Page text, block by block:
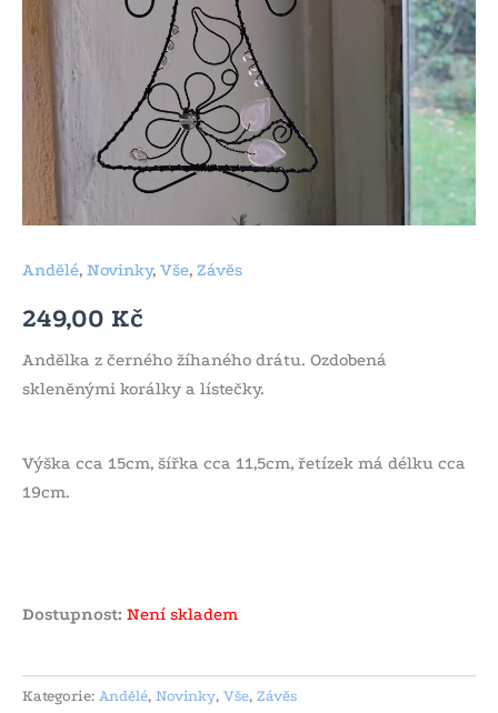
Andělé, Novinky, Vše, Závěs
249,00 Kč
Andělka z černého žíhaného drátu. Ozdobená
skleněnými korálky a lístečky.
Výška cca 15cm, šířka cca 11,5cm, řetízek má délku cca
19cm.
Dostupnost: Není skladem
Kategorie: Andělé, Novinky, Vše, Závěs